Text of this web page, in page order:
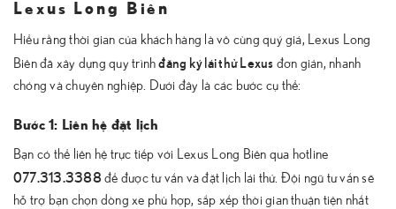
Lexus Long Biên
Hiểu rằng thời gian của khách hàng là vô cùng quý giá, Lexus Long
Biên đã xây dựng quy trìnhđăng ký lái thử Lexus đơn giản, nhanh
chóng và chuyên nghiệp. Dưới đây là các bước cụ thể:
Bước 1: Liên hệ đặt lịch
Bạn có thể liên hệ trực tiếp với Lexus Long Biên qua hotline
077.313.3388 để được tư vấn và đặt lịch lái thử. Đội ngũ tư vấn sẽ
hỗ trợ bạn chọn dòng xe phù hợp, sắp xếp thời gian thuận tiện nhất